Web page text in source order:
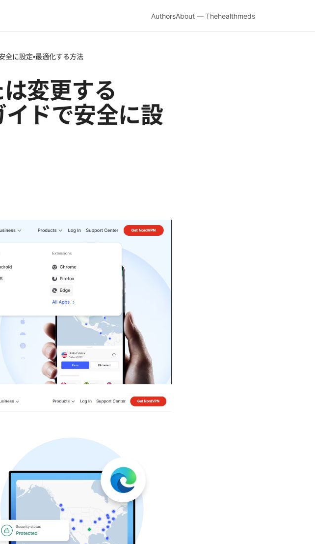
AuthorsAbout — Thehealthmeds
に設定・最適化する方法
変更する
ドで安全に設